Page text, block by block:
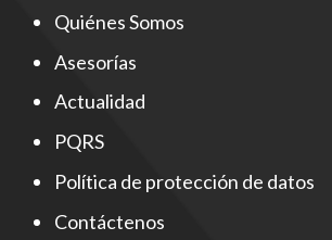
Quiénes Somos
Asesorías
Actualidad
PQRS
Política de protección de datos
Contáctenos